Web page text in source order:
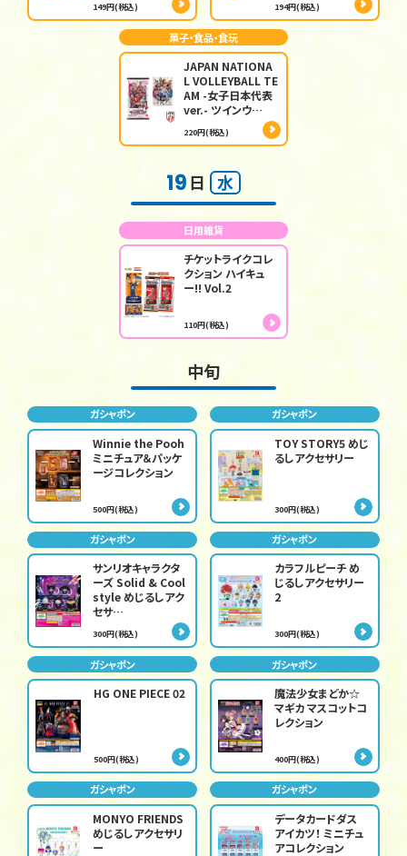
149円(税込) 194円(税込)
菓子・食品・食玩
JAPAN NATIONA
L VOLLEYBALL TE
AM -女子日本代表
ver.- ツインウ…
220円(税込)
19日 水
日用雑貨
チケットライクコレ
クション ハイキュ
ー!! Vol.2
110円(税込)
中旬
ガシャポン
Winnie the Pooh
ミニチュア＆パッケ
ージコレクション
500円(税込)
ガシャポン
TOY STORY5 めじ
るしアクセサリー
300円(税込)
ガシャポン
サンリオキャラクタ
ーズ Solid & Cool
style めじるしアク
セサ…
300円(税込)
ガシャポン
カラフルピーチ め
じるしアクセサリー
2
300円(税込)
ガシャポン
HG ONE PIECE 02
500円(税込)
ガシャポン
魔法少女まどか☆
マギカ マスコットコ
レクション
400円(税込)
ガシャポン
MONYO FRIENDS
めじるしアクセサリ
ー
ガシャポン
データカードダス
アイカツ！ ミニチュ
アコレクション